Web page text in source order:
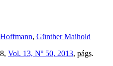
, Günther Maihold
Vol. 13, Nº 50, 2013, págs.